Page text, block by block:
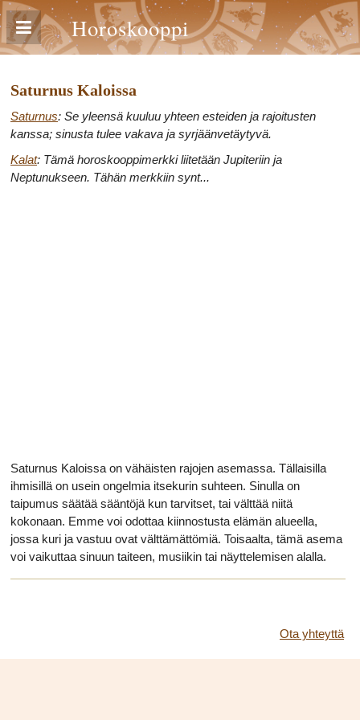
Horoskooppi
Saturnus Kaloissa
Saturnus: Se yleensä kuuluu yhteen esteiden ja rajoitusten
kanssa; sinusta tulee vakava ja syrjäänvetäytyvä.
Kalat: Tämä horoskooppimerkki liitetään Jupiteriin ja
Neptunukseen. Tähän merkkiin synt...
Saturnus Kaloissa on vähäisten rajojen asemassa. Tällaisilla
ihmisillä on usein ongelmia itsekurin suhteen. Sinulla on
taipumus säätää sääntöjä kun tarvitset, tai välttää niitä
kokonaan. Emme voi odottaa kiinnostusta elämän alueella,
jossa kuri ja vastuu ovat välttämättömiä. Toisaalta, tämä asema
voi vaikuttaa sinuun taiteen, musiikin tai näyttelemisen alalla.
Ota yhteyttä